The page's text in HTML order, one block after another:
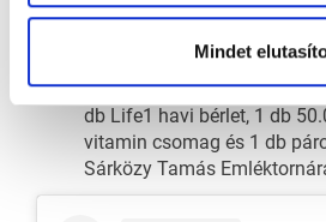
Mindet
db Life1 havi bérlet, 1 db
Sárközy Tamás
hét nyereménye (november
db Life1 havi bérlet, 1 db
vitamin csomag és 1 db
Sárközy Tamás